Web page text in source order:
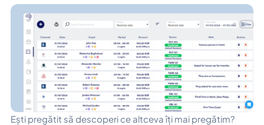
Ești pregătit să descoperi ce altceva îți mai pregătim?